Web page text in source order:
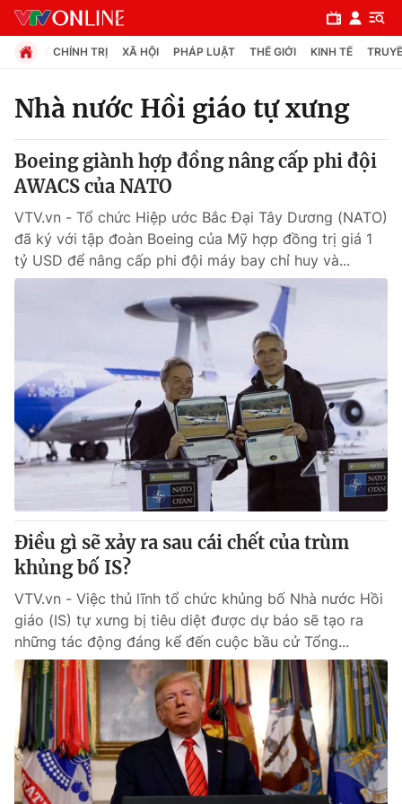
Chuyên mục
Chính trị
Xã hội
Pháp luật
Thế giới
Tin tức
Thế giới đó đây
Câu chuyện quốc tế
Kinh tế
Tài chính
Thị trường
Góc doanh nghiệp
Dữ liệu và đời sống
Truyền hình
Phim VTV
Hậu trường
Nhân vật
Khán giả
Giải sao mai
Giải trí
Điện ảnh
Âm nhạc
Sao
Đời sống
Du lịch
Làm đẹp
Chất lượng cuộc sống
Giáo dục
Tuyển sinh
Học trực tuyến
Công nghệ
Hitech Công nghệ tương lai
CHÍNH TRỊ XÃ HỘI PHÁP LUẬT THẾ GIỚI KINH TẾ
Nhà nước Hồi giáo tự xưng
Boeing giành hợp đồng nâng cấp phi đội
AWACS của NATO
VTV.vn - Tổ chức Hiệp ước Bắc Đại Tây Dương (NATO)
đã ký với tập đoàn Boeing của Mỹ hợp đồng trị giá 1
tỷ USD để nâng cấp phi đội máy bay chỉ huy và...
Điều gì sẽ xảy ra sau cái chết của trùm
khủng bố IS?
VTV.vn - Việc thủ lĩnh tổ chức khủng bố Nhà nước Hồi
giáo (IS) tự xưng bị tiêu diệt được dự báo sẽ tạo ra
những tác động đáng kể đến cuộc bầu cử Tổng...